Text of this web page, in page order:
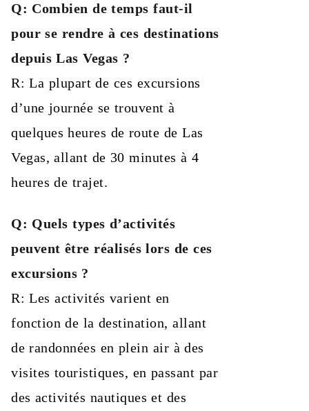
Q: Combien de temps faut-il
pour se rendre à ces destinations
depuis Las Vegas ?
R: La plupart de ces excursions
d’une journée se trouvent à
quelques heures de route de Las
Vegas, allant de 30 minutes à 4
heures de trajet.
Q: Quels types d’activités
peuvent être réalisés lors de ces
excursions ?
R: Les activités varient en
fonction de la destination, allant
de randonnées en plein air à des
visites touristiques, en passant par
des activités nautiques et des